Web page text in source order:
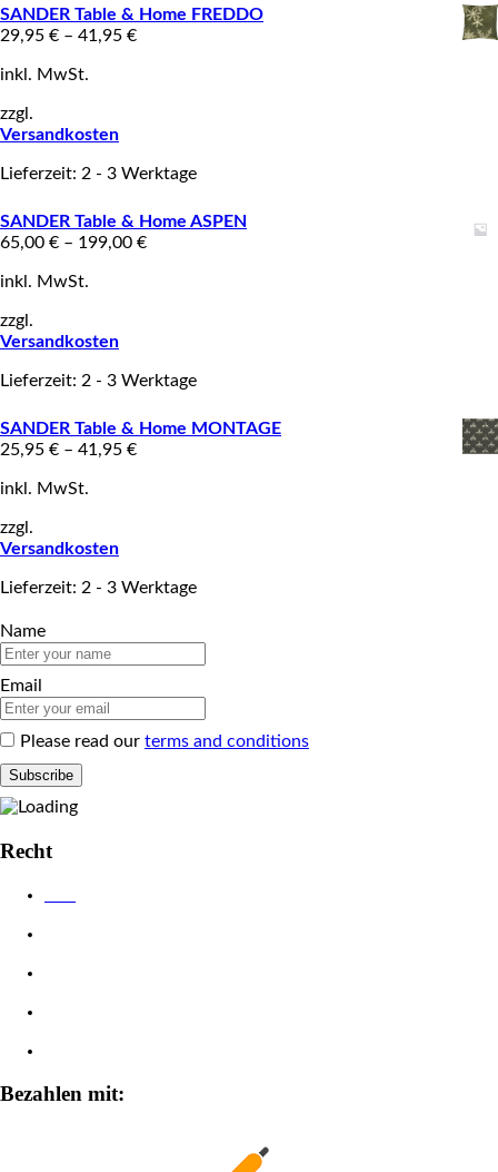
SANDER Table & Home FREDDO
29,95 € – 41,95 €
inkl. MwSt.
zzgl.
Versandkosten
Lieferzeit: 2 - 3 Werktage
SANDER Table & Home ASPEN
65,00 € – 199,00 €
inkl. MwSt.
zzgl.
Versandkosten
Lieferzeit: 2 - 3 Werktage
SANDER Table & Home MONTAGE
25,95 € – 41,95 €
inkl. MwSt.
zzgl.
Versandkosten
Lieferzeit: 2 - 3 Werktage
Name
Email
Please read our terms and conditions
Recht
Bezahlen mit: